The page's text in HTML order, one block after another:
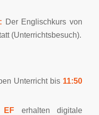
Der Englischkurs von
(Unterrichtsbesuch).
Unterricht bis 11:50
erhalten digitale